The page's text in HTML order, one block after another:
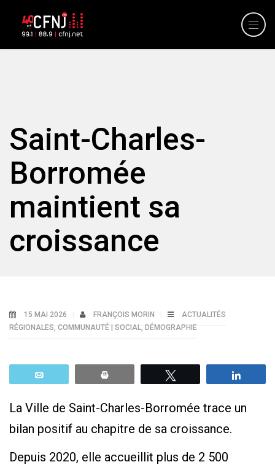
Saint-Charles-
Borromée
maintient sa
croissance
15 MAI 2026 FRANÇOIS MORIN
ACTUALITÉS
RÉGIONALES, COMMUNAUTÉ | SOCIAL, DÉMOGRAPHIE
La Ville de Saint-Charles-Borromée trace un
bilan positif au chapitre de sa croissance.
Depuis 2020, elle accueillit plus de 2 500